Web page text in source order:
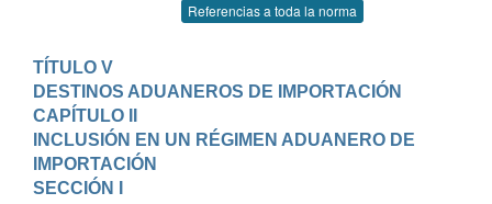
Referencias a toda la norma
TÍTULO V
DESTINOS ADUANEROS DE IMPORTACIÓN
CAPÍTULO II
INCLUSIÓN EN UN RÉGIMEN ADUANERO DE
IMPORTACIÓN
SECCIÓN I